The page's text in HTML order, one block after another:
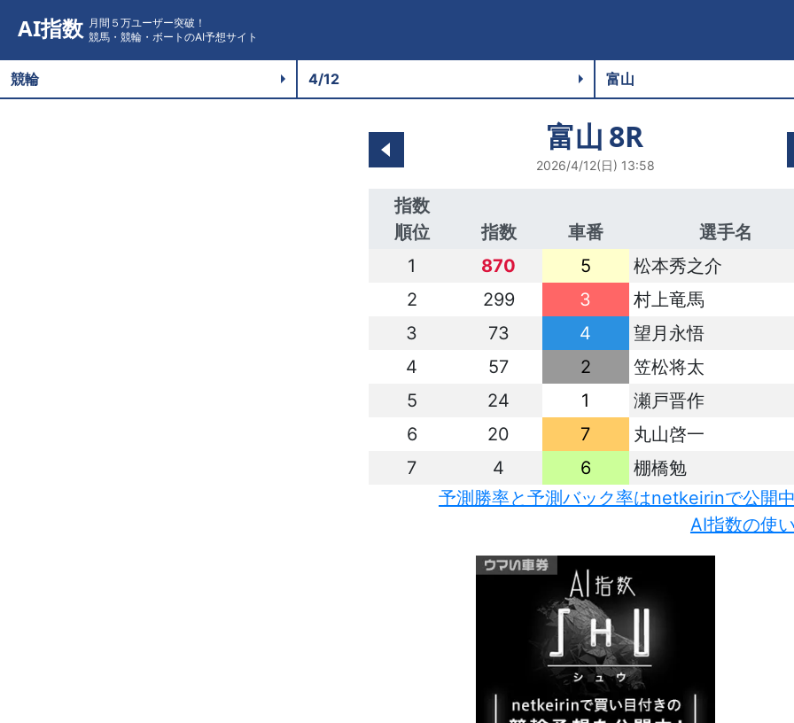
AI指数 月間５万ユーザー突破！
競馬・競輪・ボートのAI予想サイト
富山 8R
2026/4/12(日) 13:58
指数
順位
指数 車番
選手名
1
870 5
松本秀之介
2
299 3
村上竜馬
3
73 4
望月永悟
4
57 2
笠松将太
5
24 1
瀬戸晋作
6
20 7
丸山啓一
7
4 6
棚橋勉
予測勝率と予測バック率はnetkeirinで公開
AI指数の使